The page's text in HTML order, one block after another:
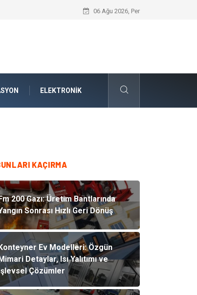
Bodrum Havalimanı Transfer: Ege’nin
06 Ağu 2026, Per
ELEKTRONIK
KAÇIRMA
200 Gazı: Üretim Bantlarında
Sonrası Hızlı Geri Dönüş
Ev Modelleri: Özgün
Detaylar, Isı Yalıtımı ve
Çözümler